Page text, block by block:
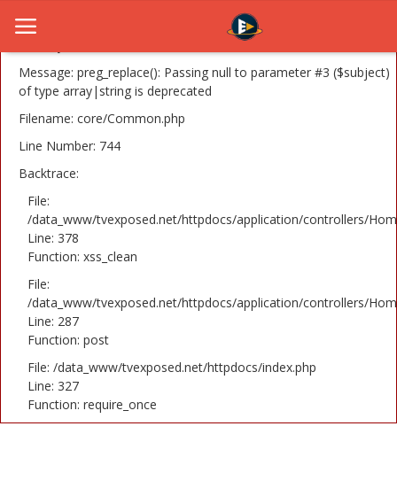
A PHP Error was encountered
Message: preg_replace(): Passing null to parameter #3 ($subject)
of type array|string is deprecated
Filename: core/Common.php
Line Number: 744
Backtrace:
File:
/data_www/tvexposed.net/httpdocs/application/controllers/
Line: 378
Function: xss_clean
File:
/data_www/tvexposed.net/httpdocs/application/controllers/
Line: 287
Function: post
File: /data_www/tvexposed.net/httpdocs/index.php
Line: 327
Function: require_once
Home
TV Serije
Filmovi
Glumci
Contact
Register